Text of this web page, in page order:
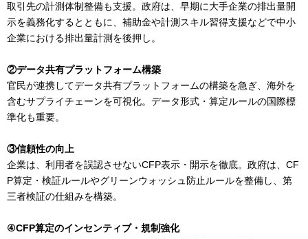
取引先の計測体制整備も支援。政府は、早期に大手企業の排出量開
示を義務化するとともに、補助金や計測スキル習得支援などで中小
企業における排出量計測を後押し。
②データ共有プラットフォーム構築
官民が連携してデータ共有プラットフォームの構築を急ぎ、海外を
含むサプライチェーンを可視化。データ形式・算定ルールの国際標
準化も重要。
③信頼性の向上
企業は、利用者を誤認させないCFP表示・開示を徹底。政府は、CF
P算定・検証ルールやグリーンウォッシュ防止ルールを整備し、第
三者検証の仕組みを構築。
④CFP算定のインセンティブ・規制強化